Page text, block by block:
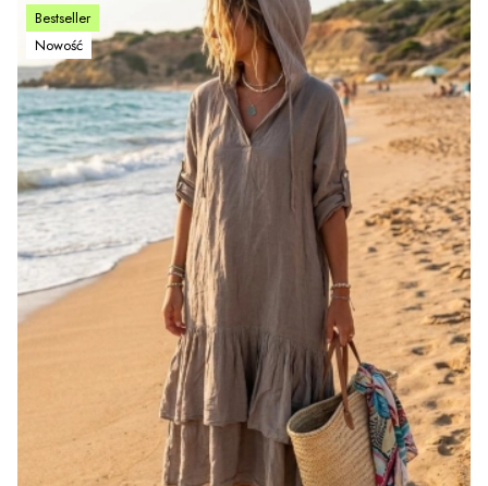
Bestseller
Nowość